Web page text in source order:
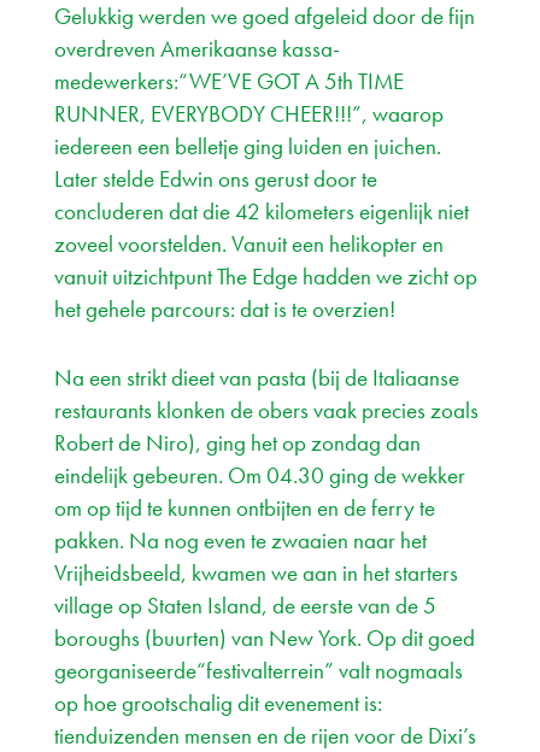
Gelukkig werden we goed afgeleid door de fijn
overdreven Amerikaanse kassa-
medewerkers:“WE’VE GOT A 5th TIME
RUNNER, EVERYBODY CHEER!!!”, waarop
iedereen een belletje ging luiden en juichen.
Later stelde Edwin ons gerust door te
concluderen dat die 42 kilometers eigenlijk niet
zoveel voorstelden. Vanuit een helikopter en
vanuit uitzichtpunt The Edge hadden we zicht op
het gehele parcours: dat is te overzien!
Na een strikt dieet van pasta (bij de Italiaanse
restaurants klonken de obers vaak precies zoals
Robert de Niro), ging het op zondag dan
eindelijk gebeuren. Om 04.30 ging de wekker
om op tijd te kunnen ontbijten en de ferry te
pakken. Na nog even te zwaaien naar het
Vrijheidsbeeld, kwamen we aan in het starters
village op Staten Island, de eerste van de 5
boroughs (buurten) van New York. Op dit goed
georganiseerde“festivalterrein” valt nogmaals
op hoe grootschalig dit evenement is:
tienduizenden mensen en de rijen voor de Dixi’s